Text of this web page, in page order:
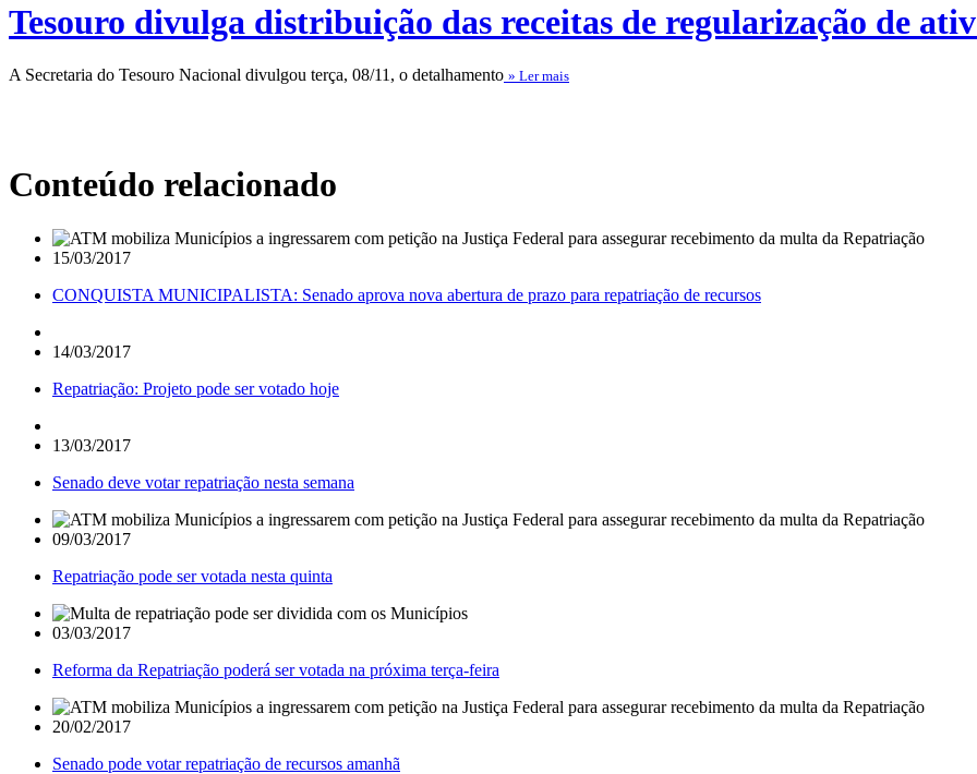
Tesouro divulga distribuição das receitas de regularização de
A Secretaria do Tesouro Nacional divulgou terça, 08/11, o detalhamento » Ler mais
Conteúdo relacionado
15/03/2017
CONQUISTA MUNICIPALISTA: Senado aprova nova abertura de prazo para repatriação de recursos
14/03/2017
Repatriação: Projeto pode ser votado hoje
13/03/2017
Senado deve votar repatriação nesta semana
09/03/2017
Repatriação pode ser votada nesta quinta
03/03/2017
Reforma da Repatriação poderá ser votada na próxima terça-feira
20/02/2017
Senado pode votar repatriação de recursos amanhã